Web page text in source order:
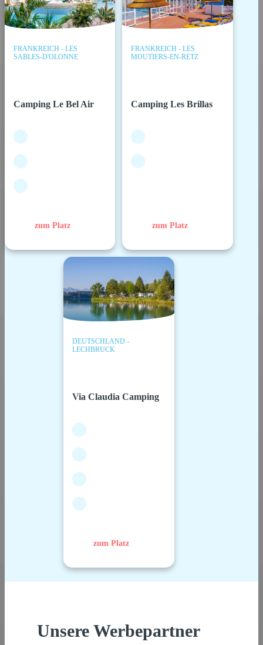
FRANKREICH - LES
SABLES-D'OLONNE
Camping Le Bel Air
zum Platz
FRANKREICH - LES
MOUTIERS-EN-RETZ
Camping Les Brillas
zum Platz
DEUTSCHLAND -
LECHBRUCK
Via Claudia Camping
zum Platz
Unsere Werbepartner